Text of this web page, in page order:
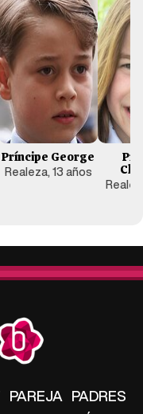
Príncipe George
Realeza, 13 años
PAREJA PADRES